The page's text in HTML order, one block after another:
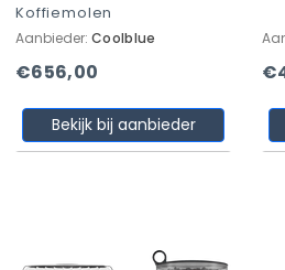
Koffiemolen
Aanbieder: Coolblue
€656,00
Bekijk bij aanbieder